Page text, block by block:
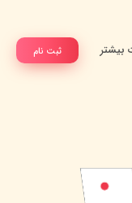
ثبت نام بیشتر